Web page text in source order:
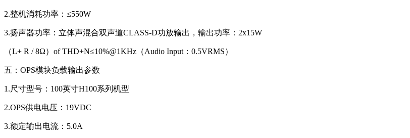
2.整机消耗功率：≤550W
3.扬声器功率：立体声混合双声道CLASS-D功放输出，输出功率：2x15W
（L+ R / 8Ω）of THD+N≤10%@1KHz（Audio Input：0.5VRMS）
五：OPS模块负载输出参数
1.尺寸型号：100英寸H100系列机型
2.OPS供电电压：19VDC
3.额定输出电流：5.0A